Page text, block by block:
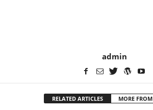
admin
RELATED ARTICLES MORE